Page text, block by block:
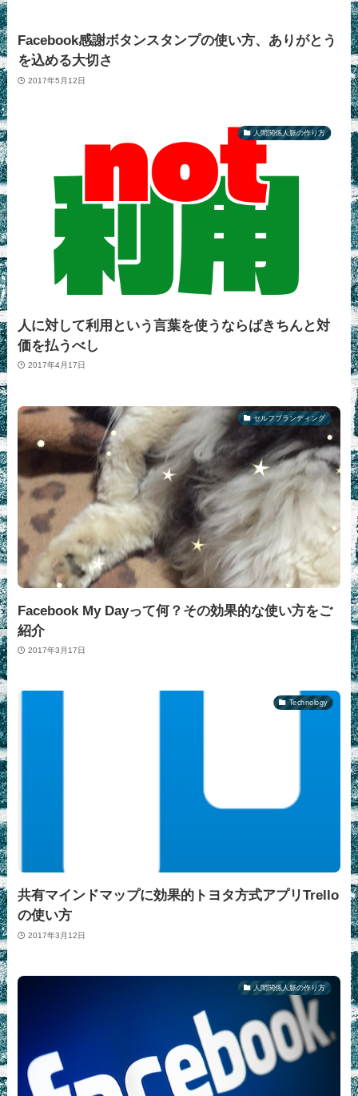
Facebook感謝ボタンスタンプの使い方、ありがとう
を込める大切さ
2017年5月12日
人間関係人脈の作り方
人に対して利用という言葉を使うならばきちんと対
価を払うべし
2017年4月17日
セルフブランディング
Facebook My Dayって何？その効果的な使い方をご
紹介
2017年3月17日
Technology
共有マインドマップに効果的トヨタ方式アプリTrello
の使い方
2017年3月12日
人間関係人脈の作り方